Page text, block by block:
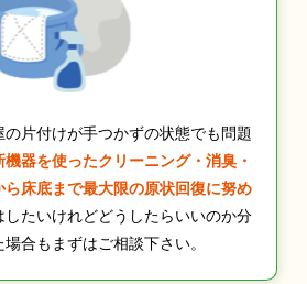
片付けが手つかずの状態でも問題
機器を使ったクリーニング・消臭・
床底まで最大限の原状回復に努め
したいけれどどうしたらいいのか分
合もまずはご相談下さい。